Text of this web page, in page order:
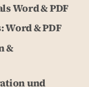
Word & PDF
Word & PDF
&
und